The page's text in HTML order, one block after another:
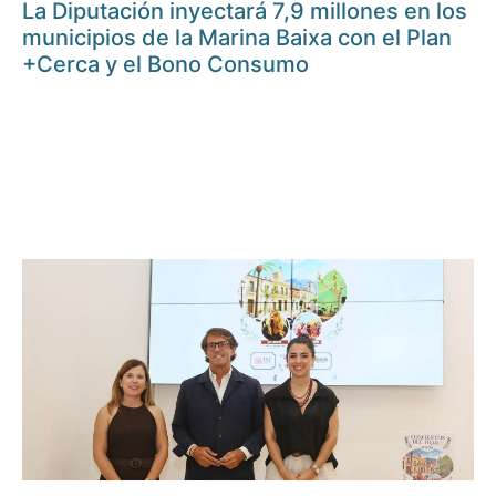
La Diputación inyectará 7,9 millones en los
municipios de la Marina Baixa con el Plan
+Cerca y el Bono Consumo